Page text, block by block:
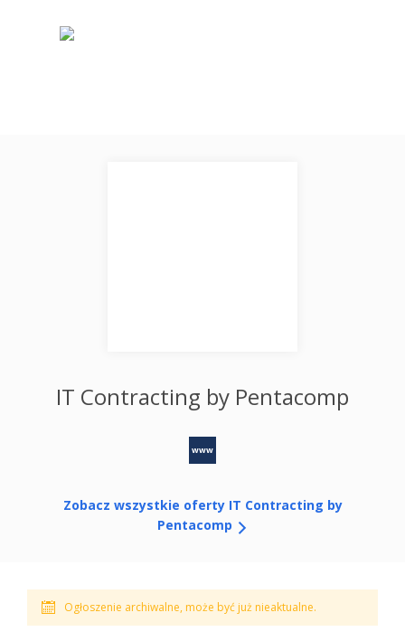
Ogłoszenie archiwalne, może być już nieaktualne.
IT Contracting by Pentacomp
www
Zobacz wszystkie oferty IT Contracting by
Pentacomp